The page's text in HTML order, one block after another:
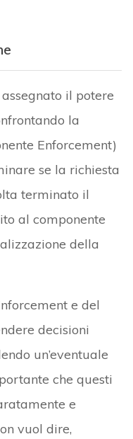
il potere
la
Enforcement)
se la richiesta
terminato il
al componente
della
e del
decisioni
un’eventuale
che questi
e
vuol dire,